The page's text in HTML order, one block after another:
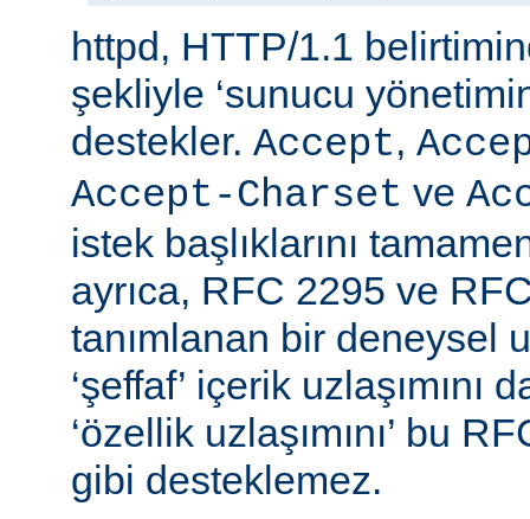
httpd, HTTP/1.1
şekliyle ‘sunucu
destekler. Accept,
Accept-Charset ve
istek başlıklarını
ayrıca, RFC 2295 ve
tanımlanan bir deneysel
‘şeffaf’ içerik uzlaşımını
‘özellik uzlaşımını’ bu
gibi desteklemez.